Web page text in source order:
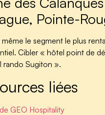
Pointe-
même le segment le plus
Cibler « hôtel point de
rando Sugiton ».
liées
GEO Hospitality